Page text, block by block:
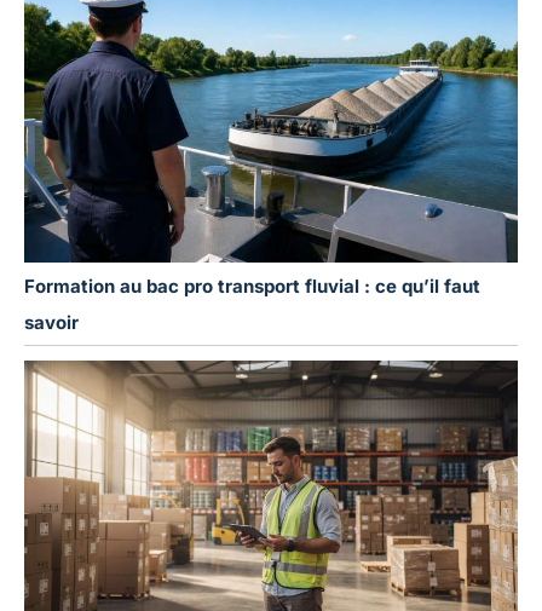
Formation au bac pro transport fluvial : ce qu’il faut
savoir